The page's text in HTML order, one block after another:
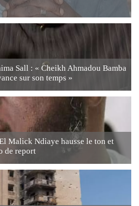
Sall : « Cheikh Ahmadou Bamba
sur son temps »
Malick Ndiaye hausse le ton et
de report